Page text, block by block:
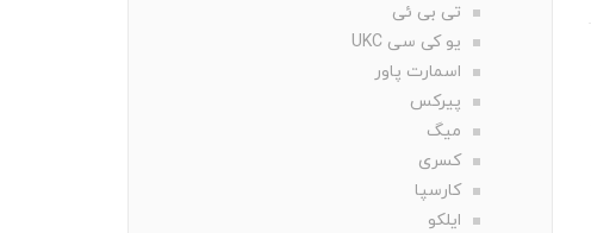
تی بی ئی
یو کی سی UKC
اسمارت پاور
پیرکس
میگ
کسری
کارسپا
ایلکو